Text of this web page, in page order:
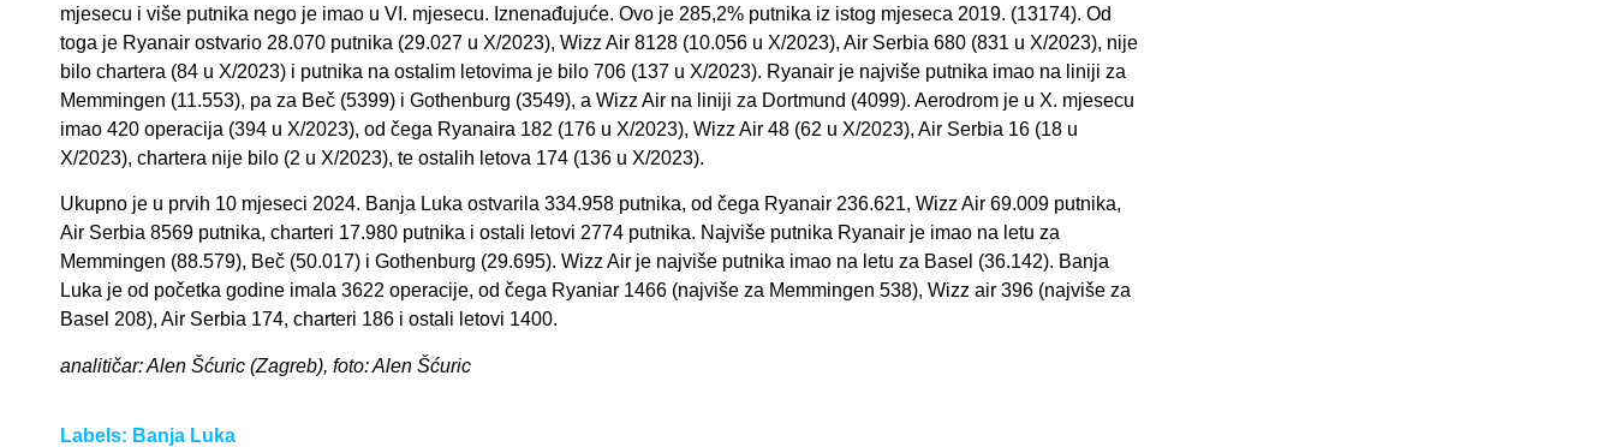
mjesecu i više putnika nego je imao u VI. mjesecu. Iznenađujuće. Ovo je 285,2% putnika iz istog mjeseca 2019. (13174). Od
toga je Ryanair ostvario 28.070 putnika (29.027 u X/2023), Wizz Air 8128 (10.056 u X/2023), Air Serbia 680 (831 u X/2023), nije
bilo chartera (84 u X/2023) i putnika na ostalim letovima je bilo 706 (137 u X/2023). Ryanair je najviše putnika imao na liniji za
Memmingen (11.553), pa za Beč (5399) i Gothenburg (3549), a Wizz Air na liniji za Dortmund (4099). Aerodrom je u X. mjesecu
imao 420 operacija (394 u X/2023), od čega Ryanaira 182 (176 u X/2023), Wizz Air 48 (62 u X/2023), Air Serbia 16 (18 u
X/2023), chartera nije bilo (2 u X/2023), te ostalih letova 174 (136 u X/2023).
Ukupno je u prvih 10 mjeseci 2024. Banja Luka ostvarila 334.958 putnika, od čega Ryanair 236.621, Wizz Air 69.009 putnika,
Air Serbia 8569 putnika, charteri 17.980 putnika i ostali letovi 2774 putnika. Najviše putnika Ryanair je imao na letu za
Memmingen (88.579), Beč (50.017) i Gothenburg (29.695). Wizz Air je najviše putnika imao na letu za Basel (36.142). Banja
Luka je od početka godine imala 3622 operacije, od čega Ryaniar 1466 (najviše za Memmingen 538), Wizz air 396 (najviše za
Basel 208), Air Serbia 174, charteri 186 i ostali letovi 1400.
analitičar: Alen Šćuric (Zagreb), foto: Alen Šćuric
Labels: Banja Luka